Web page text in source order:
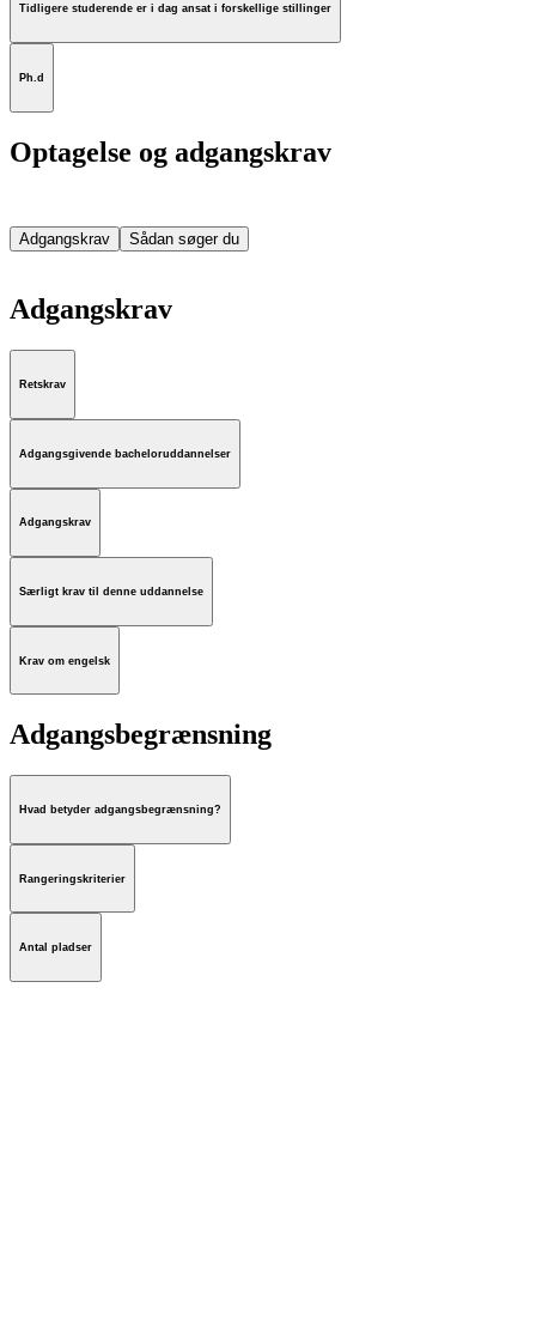
Tidligere studerende er i dag ansat i forskellige stillinger
Ph.d
Optagelse og adgangskrav
Adgangskrav Sådan søger du
Adgangskrav
Retskrav
Adgangsgivende bacheloruddannelser
Adgangskrav
Særligt krav til denne uddannelse
Krav om engelsk
Adgangsbegrænsning
Hvad betyder adgangsbegrænsning?
Rangeringskriterier
Antal pladser